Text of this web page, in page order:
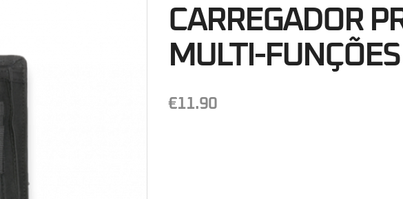
CARREGADOR
MULTI-FUNÇÕES
€11.90